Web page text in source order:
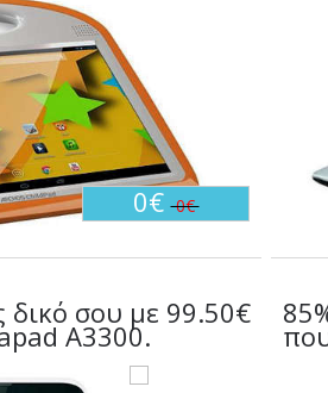
0€0€
δικό σου με 99.50€
A3300.